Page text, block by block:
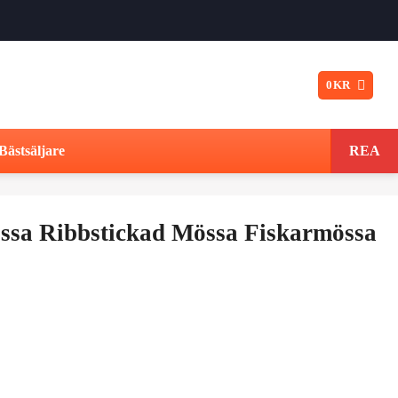
0KR
REA
Ribbstickad Mössa Fiskarmössa